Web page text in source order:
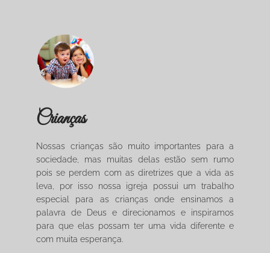
Crianças
Nossas crianças são muito importantes para a
sociedade, mas muitas delas estão sem rumo
pois se perdem com as diretrizes que a vida as
leva, por isso nossa igreja possui um trabalho
especial para as crianças onde ensinamos a
palavra de Deus e direcionamos e inspiramos
para que elas possam ter uma vida diferente e
com muita esperança.